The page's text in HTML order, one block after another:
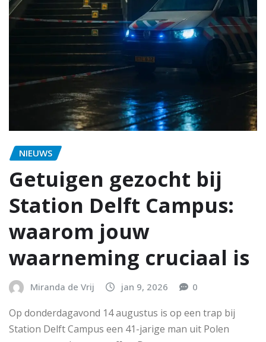
NIEUWS
Getuigen gezocht bij
Station Delft Campus:
waarom jouw
waarneming cruciaal is
Miranda de Vrij jan 9, 2026 0
Op donderdagavond 14 augustus is op een trap bij
Station Delft Campus een 41-jarige man uit Polen